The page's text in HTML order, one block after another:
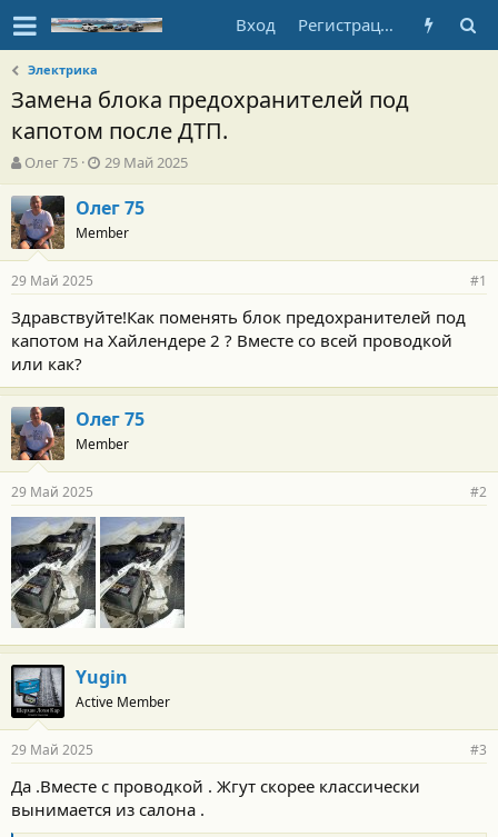
Вход Регистрация
Электрика
Замена блока предохранителей под
капотом после ДТП.
А
в
т
о
р
т
е
м
ы
Олег 75
Д
а
т
а
н
а
а
л
а
29 Май 2025
Олег 75
Member
29 Май 2025 #1
Здравствуйте!Как поменять блок предохранителей под
капотом на Хайлендере 2 ? Вместе со всей проводкой
или как?
Олег 75
Member
29 Май 2025 #2
Yugin
Active Member
29 Май 2025 #3
Да .Вместе с проводкой . Жгут скорее классически
вынимается из салона .